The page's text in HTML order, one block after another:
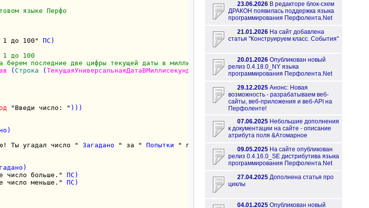
языке Перфо
1 до 100"
ПС)
1 до 100
последние две цифры текущей даты в миллисекундах
(Строка (ТекущаяУниверсальнаяДатаВМиллисекундах
))))
"Введи число: " )))
Ты угадал число " Загадано " за " Попытки " попыток."
число больше."
ПС)
число меньше."
ПС)
23.06.2026 В редакторе блок-схем
ДРАКОН появилась поддержка языка
программирования Перфолента.Net
21.01.2026 На сайт добавлена
статья "Конструируем класс. События"
20.01.2026 Опубликован новый
релиз 0.4.18.0_NY языка
программирования Перфолента.Net
29.12.2025 Анонс: Новая
возможность - разрабатываем веб-
сайты, веб-приложения и веб-API на
Перфоленте!
07.06.2025 Небольшие дополнения
к документации на сайте - описание
атрибута поля &Атомарное
09.05.2025 На сайте опубликован
релиз 0.4.16.0_SE дистрибутива языка
программирования Перфолента.Net
27.04.2025 Дополнена статья про
циклы
04.01.2025 Опубликован новый